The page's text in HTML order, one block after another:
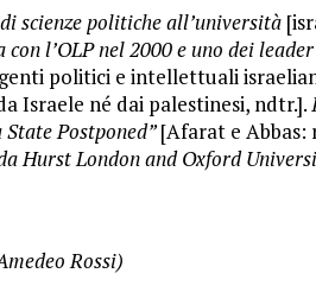
scienze politiche all’università
l’OLP nel 2000 e uno dei
politici e intellettuali
Israele né dai palestinesi, ndtr.].
Postponed”[Afarat e
Hurst London and Oxford
Rossi)